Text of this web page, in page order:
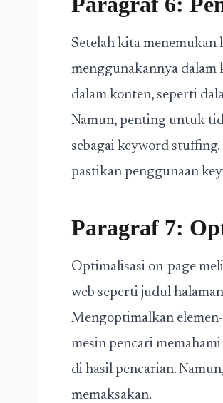
Setelah kita menemukan
menggunakannya dalam
dalam konten, seperti
Namun, penting untuk
sebagai keyword
pastikan penggunaan
Paragraf 7:
Optimalisasi on-page
web seperti judul
Mengoptimalkan
mesin pencari
di hasil pencarian.
memaksakan.